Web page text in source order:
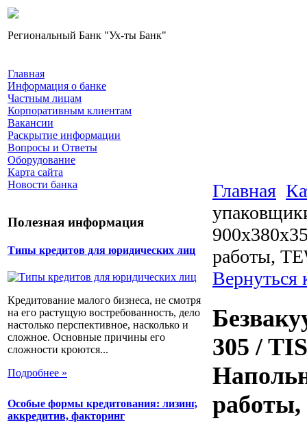
Региональный Банк "Ух-ты Банк"
Главная
Информация о банке
Частным лицам
Корпоративным клиентам
Вакансии
Раскрытие информации
Вопросы и Ответы
Оборудование
Карта сайта
Новости банка
Полезная информация
Типы кредитов для юридических лиц
Кредитование малого бизнеса, не смотря
на его растущую востребованность, дело
настолько перспективное, насколько и
сложное. Основные причины его
сложности кроются...
Подробнее »
Особые формы кредитования: лизинг,
аккредитив, факторинг
Главная
работы,
Вернуться
305 /
работы,